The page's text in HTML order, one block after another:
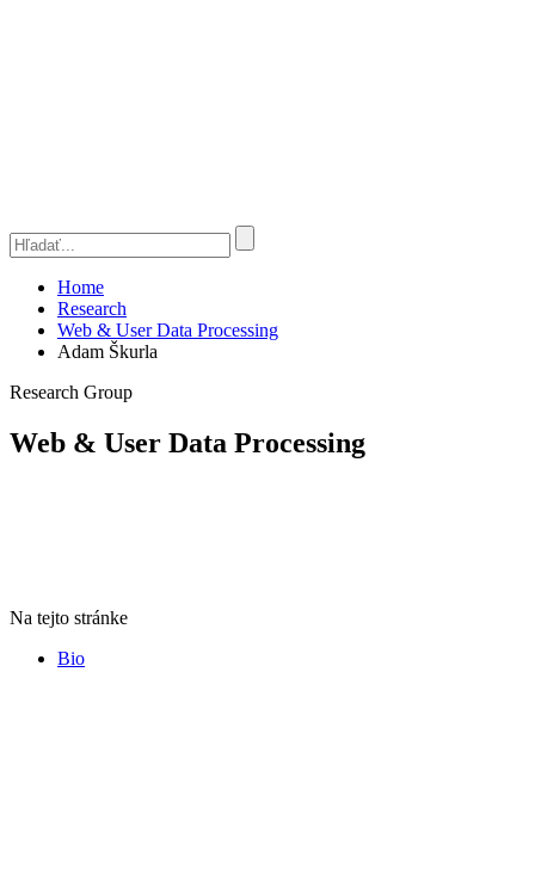
Home
Research
Web & User Data Processing
Adam Škurla
Research Group
Web & User Data Processing
Na tejto stránke
Bio